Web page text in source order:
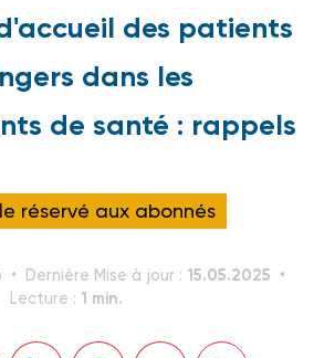
des patients
dans les
de santé : rappels
réservé aux abonnés
Dernière Mise à jour : 15.05.2025
Lecture : 1 min.